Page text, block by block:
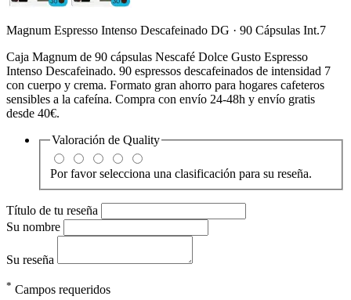
Magnum Espresso Intenso Descafeinado DG · 90 Cápsulas Int.7
Caja Magnum de 90 cápsulas Nescafé Dolce Gusto Espresso
Intenso Descafeinado. 90 espressos descafeinados de intensidad 7
con cuerpo y crema. Formato gran ahorro para hogares cafeteros
sensibles a la cafeína. Compra con envío 24-48h y envío gratis
desde 40€.
Valoración de Quality
Por favor selecciona una clasificación para su reseña.
Título de tu reseña
Su nombre
Su reseña
* Campos requeridos